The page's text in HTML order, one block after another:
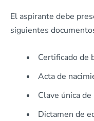
El aspirante debe
siguientes
Certificado de
Acta de
Clave única
Dictamen de